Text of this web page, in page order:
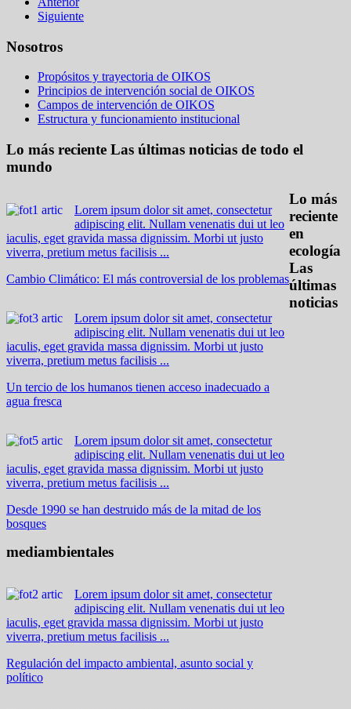
Siguiente
Nosotros
Propósitos y trayectoria de OIKOS
Principios de intervención social de OIKOS
Campos de intervención de OIKOS
Estructura y funcionamiento institucional
Lo más reciente Las últimas noticias de todo el
mundo
Lorem ipsum dolor sit amet, consectetur
adipiscing elit. Nullam venenatis dui ut leo
iaculis, eget gravida massa dignissim. Morbi ut justo
viverra, pretium metus facilisis ...
Cambio Climático: El más controversial de los problemas
Lorem ipsum dolor sit amet, consectetur
adipiscing elit. Nullam venenatis dui ut leo
iaculis, eget gravida massa dignissim. Morbi ut justo
viverra, pretium metus facilisis ...
Un tercio de los humanos tienen acceso inadecuado a
agua fresca
Lorem ipsum dolor sit amet, consectetur
adipiscing elit. Nullam venenatis dui ut leo
iaculis, eget gravida massa dignissim. Morbi ut justo
viverra, pretium metus facilisis ...
Desde 1990 se han destruido más de la mitad de los
bosques
Lo más
reciente
en
ecología
Las
últimas
noticias
mediambientales
Lorem ipsum dolor sit amet, consectetur
adipiscing elit. Nullam venenatis dui ut leo
iaculis, eget gravida massa dignissim. Morbi ut justo
viverra, pretium metus facilisis ...
Regulación del impacto ambiental, asunto social y
político